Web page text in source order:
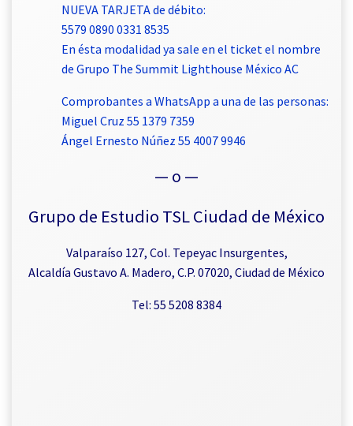
NUEVA TARJETA de débito:
5579 0890 0331 8535
En ésta modalidad ya sale en el ticket el nombre
de Grupo The Summit Lighthouse México AC
Comprobantes a WhatsApp a una de las personas:
Miguel Cruz 55 1379 7359
Ángel Ernesto Núñez 55 4007 9946
— o —
Grupo de Estudio TSL Ciudad de México
Valparaíso 127, Col. Tepeyac Insurgentes,
Alcaldía Gustavo A. Madero, C.P. 07020, Ciudad de México
Tel: 55 5208 8384